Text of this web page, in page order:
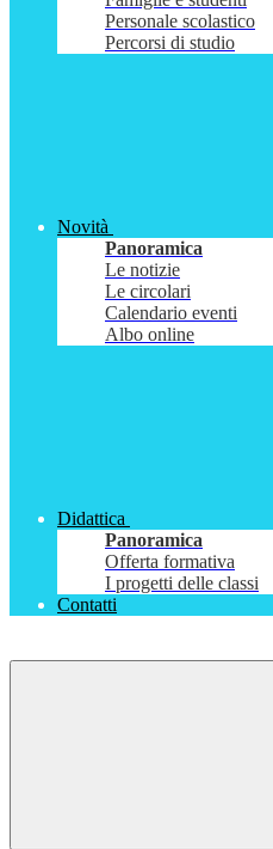
Personale scolastico
Percorsi di studio
Novità
Panoramica
Le notizie
Le circolari
Calendario eventi
Albo online
Didattica
Panoramica
Offerta formativa
I progetti delle classi
Contatti